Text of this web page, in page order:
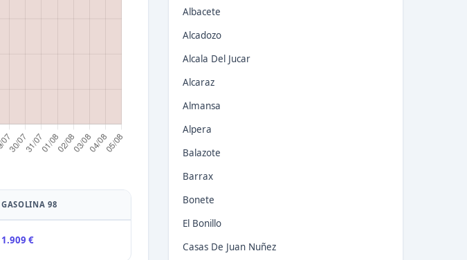
GASOLINA 98
1.909 €
Albacete
Alcadozo
Alcala Del Jucar
Alcaraz
Almansa
Alpera
Balazote
Barrax
Bonete
El Bonillo
Casas De Juan Nuñez